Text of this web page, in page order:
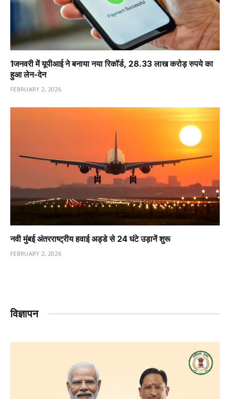
1️जनवरी में यूपीआई ने बनाया नया रिकॉर्ड, 28.33 लाख करोड़ रुपये का
हुआ लेन-देन
FEBRUARY 2, 2026
नवी मुंबई अंतरराष्ट्रीय हवाई अड्डे से 24 घंटे उड़ानें शुरू
FEBRUARY 2, 2026
विज्ञापन